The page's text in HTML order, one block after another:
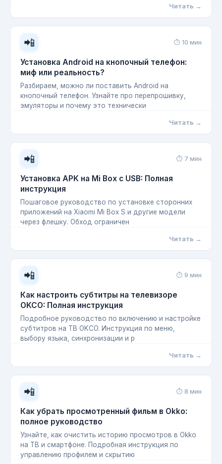
Читать →
📲 ⏱ 10 мин
Установка Android на кнопочный телефон:
миф или реальность?
Разбираем, можно ли поставить Android на
кнопочный телефон. Узнайте про перепрошивку,
эмуляторы и почему это технически
Читать →
📲 ⏱ 7 мин
Установка APK на Mi Box с USB: Полная
инструкция
Пошаговое руководство по установке сторонних
приложений на Xiaomi Mi Box S и другие модели
через флешку. Обход ограничен
Читать →
📲 ⏱ 9 мин
Как настроить субтитры на телевизоре
OKCO: Полная инструкция
Подробное руководство по включению и настройке
субтитров на ТВ OKCO. Инструкция по меню,
выбору языка, синхронизации и р
Читать →
📲 ⏱ 8 мин
Как убрать просмотренный фильм в Okko:
полное руководство
Узнайте, как очистить историю просмотров в Okko
на ТВ и смартфоне. Подробная инструкция по
управлению профилем и скрытию